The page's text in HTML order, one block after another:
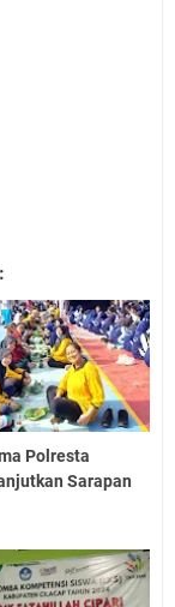
Polresta
Sarapan